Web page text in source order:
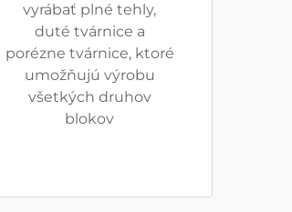
vyrábať plné tehly,
duté tvárnice a
porézne tvárnice, ktoré
umožňujú výrobu
všetkých druhov
blokov